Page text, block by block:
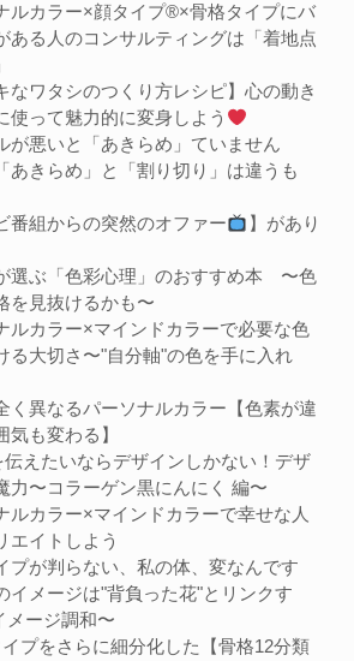
ルカラー×顔タイプ®︎×骨格タイプにバ
ある人のコンサルティングは「着地点
なワタシのつくり方レシピ】心の動き
使って魅力的に変身しよう
が悪いと「あきらめ」ていません
あきらめ」と「割り切り」は違うも
番組からの突然のオファー
】があり
選ぶ「色彩心理」のおすすめ本 〜色
を見抜けるかも〜
ルカラー×マインドカラーで必要な色
る大切さ〜"自分軸"の色を手に入れ
く異なるパーソナルカラー【色素が違
気も変わる】
伝えたいならデザインしかない！デザ
力〜コラーゲン黒にんにく 編〜
ルカラー×マインドカラーで幸せな人
エイトしよう
プが判らない、私の体、変なんです
イメージは"背負った花"とリンクす
メージ調和〜
プをさらに細分化した【骨格12分類